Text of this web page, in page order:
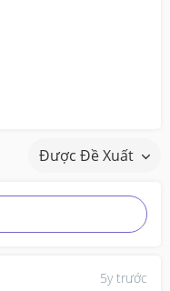
Được Đề Xuất
5y trước